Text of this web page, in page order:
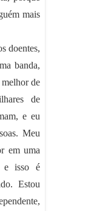
mais
doentes,
banda,
de
de
e eu
Meu
em uma
e isso é
Estou